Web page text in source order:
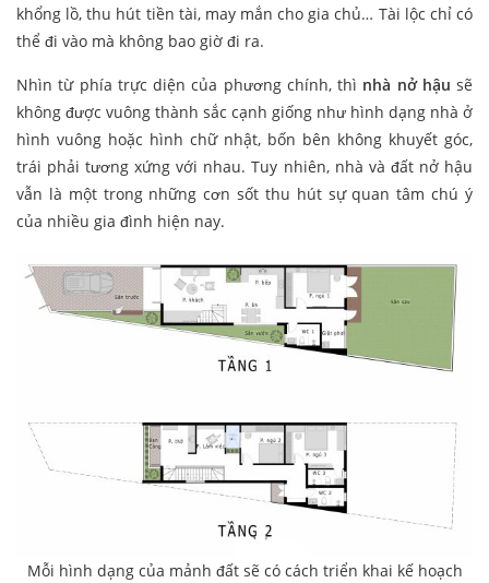
khổng lồ, thu hút tiền tài, may mắn cho gia chủ… Tài lộc chỉ có
thể đi vào mà không bao giờ đi ra.
Nhìn từ phía trực diện của phương chính, thì nhà nở hậu sẽ
không được vuông thành sắc cạnh giống như hình dạng nhà ở
hình vuông hoặc hình chữ nhật, bốn bên không khuyết góc,
trái phải tương xứng với nhau. Tuy nhiên, nhà và đất nở hậu
vẫn là một trong những cơn sốt thu hút sự quan tâm chú ý
của nhiều gia đình hiện nay.
Mỗi hình dạng của mảnh đất sẽ có cách triển khai kế hoạch